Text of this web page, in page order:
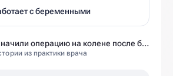
с беременными
Мне назначили операцию на колене после беременности. Оказалось — это было ошибкой
из практики врача